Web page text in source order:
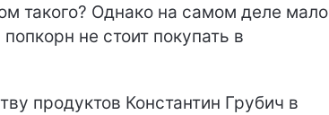
такого? Однако на самом деле мало
не стоит покупать в
продуктов Константин Грубич в